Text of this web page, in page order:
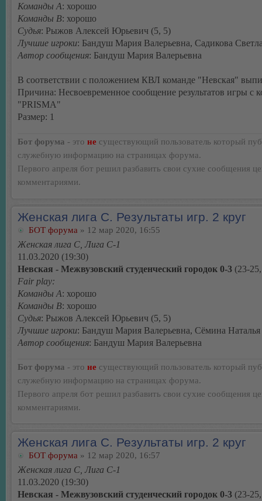
Команды А: хорошо
Команды В: хорошо
Судья: Рыжов Алексей Юрьевич (5, 5)
Лучшие игроки: Бандуш Мария Валерьевна, Садикова
Автор сообщения: Бандуш Мария Валерьевна
В соответствии с положением КВЛ команде "Невская"
Причина: Несвоевременное сообщение результатов игры с
"PRISMA"
Размер: 1
Бот форума - это не существующий пользователь который
служебную информацию на страницах форума.
Первого апреля бот решил разбавить свои сухие сообщения
комментариями.
Женская лига С. Результаты игр. 2 круг
БОТ форума » 12 мар 2020, 16:55
Женская лига С, Лига С-1
11.03.2020 (19:30)
Невская - Межвузовский студенческий городок 0-3 (23-
Fair play:
Команды А: хорошо
Команды В: хорошо
Судья: Рыжов Алексей Юрьевич (5, 5)
Лучшие игроки: Бандуш Мария Валерьевна, Сёмина Наталья
Автор сообщения: Бандуш Мария Валерьевна
Бот форума - это не существующий пользователь который
служебную информацию на страницах форума.
Первого апреля бот решил разбавить свои сухие сообщения
комментариями.
Женская лига С. Результаты игр. 2 круг
БОТ форума » 12 мар 2020, 16:57
Женская лига С, Лига С-1
11.03.2020 (19:30)
Невская - Межвузовский студенческий городок 0-3 (23-